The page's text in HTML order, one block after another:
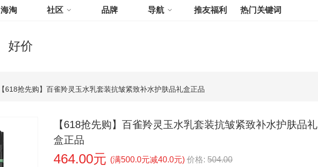
海淘 社区 品牌 导航 推友福利 热门关键词
好价
【618抢先购】百雀羚灵玉水乳套装抗皱紧致补水护肤品礼盒正品
【618抢先购】百雀羚灵玉水乳套装抗皱紧致补水护肤品礼
盒正品
464.00元 (满500.0元减40.0元) 价格: 504.00